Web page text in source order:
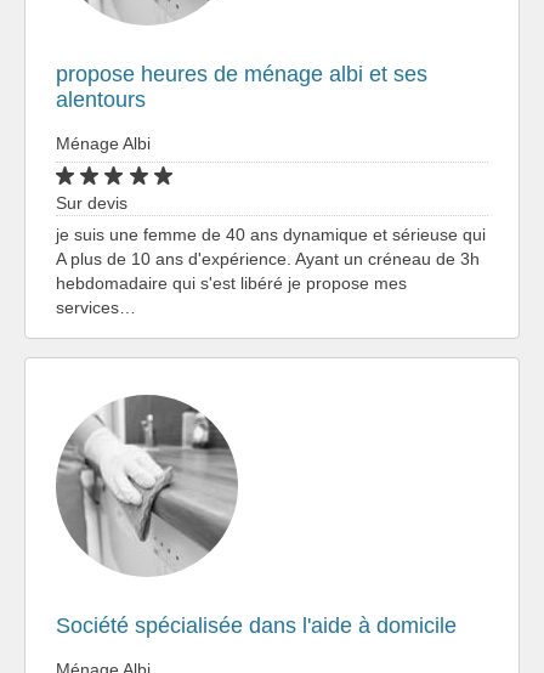
propose heures de ménage albi et ses
alentours
Ménage Albi
Sur devis
je suis une femme de 40 ans dynamique et sérieuse qui
A plus de 10 ans d'expérience. Ayant un créneau de 3h
hebdomadaire qui s'est libéré je propose mes
services…
Société spécialisée dans l'aide à domicile
Ménage Albi